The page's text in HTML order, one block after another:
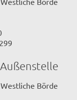
Börde